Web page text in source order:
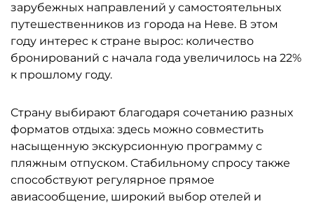
зарубежных направлений у самостоятельных
путешественников из города на Неве. В этом
году интерес к стране вырос: количество
бронирований с начала года увеличилось на 22%
к прошлому году.
Страну выбирают благодаря сочетанию разных
форматов отдыха: здесь можно совместить
насыщенную экскурсионную программу с
пляжным отпуском. Стабильному спросу также
способствуют регулярное прямое
авиасообщение, широкий выбор отелей и